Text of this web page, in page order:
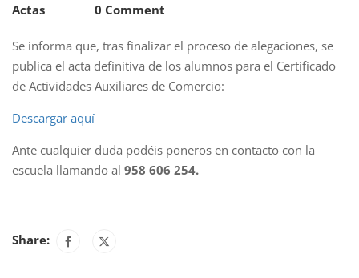
Actas 0 Comment
Se informa que, tras finalizar el proceso de alegaciones, se
publica el acta definitiva de los alumnos para el Certificado
de Actividades Auxiliares de Comercio:
Descargar aquí
Ante cualquier duda podéis poneros en contacto con la
escuela llamando al 958 606 254.
Share: